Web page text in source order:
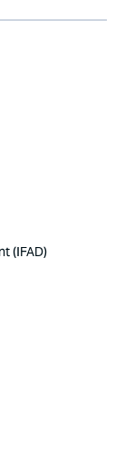
(IFAD)